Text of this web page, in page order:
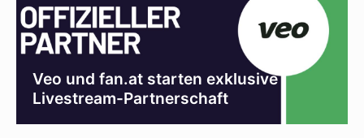
Veo und fan.at starten exklusive
Livestream-Partnerschaft